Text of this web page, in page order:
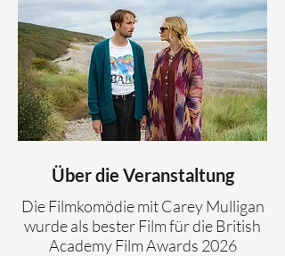
Über die Veranstaltung
Die Filmkomödie mit Carey Mulligan
wurde als bester Film für die British
Academy Film Awards 2026